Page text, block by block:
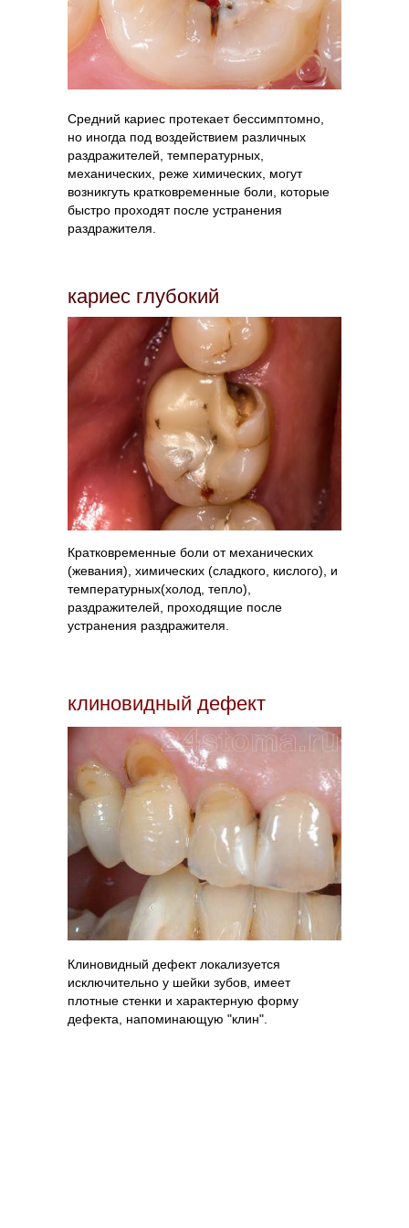
Средний кариес протекает бессимптомно,
но иногда под воздействием различных
раздражителей, температурных,
механических, реже химических, могут
возникгуть кратковременные боли, которые
быстро проходят после устранения
раздражителя.
Кратковременные боли от механических
(жевания), химических (сладкого, кислого), и
температурных(холод, тепло),
раздражителей, проходящие после
устранения раздражителя.
кариес глубокий
клиновидный дефект
Клиновидный дефект локализуется
исключительно у шейки зубов, имеет
плотные стенки и характерную форму
дефекта, напоминающую "клин".